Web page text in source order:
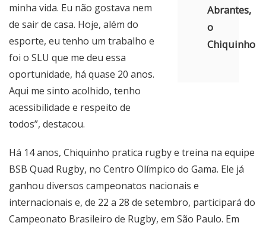
Abrantes,
o
Chiquinho
minha vida. Eu não gostava nem
de sair de casa. Hoje, além do
esporte, eu tenho um trabalho e
foi o SLU que me deu essa
oportunidade, há quase 20 anos.
Aqui me sinto acolhido, tenho
acessibilidade e respeito de
todos”, destacou.
Há 14 anos, Chiquinho pratica rugby e treina na equipe
BSB Quad Rugby, no Centro Olímpico do Gama. Ele já
ganhou diversos campeonatos nacionais e
internacionais e, de 22 a 28 de setembro, participará do
Campeonato Brasileiro de Rugby, em São Paulo. Em